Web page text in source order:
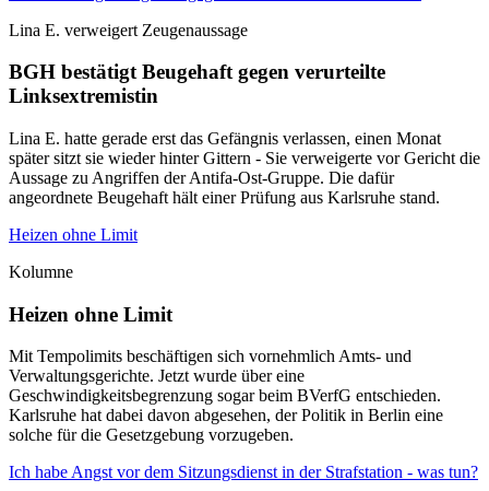
Lina E. verweigert Zeugenaussage
BGH bestätigt Beugehaft gegen verurteilte
Linksextremistin
Lina E. hatte gerade erst das Gefängnis verlassen, einen Monat
später sitzt sie wieder hinter Gittern - Sie verweigerte vor Gericht die
Aussage zu Angriffen der Antifa-Ost-Gruppe. Die dafür
angeordnete Beugehaft hält einer Prüfung aus Karlsruhe stand.
Heizen ohne Limit
Kolumne
Heizen ohne Limit
Mit Tempolimits beschäftigen sich vornehmlich Amts- und
Verwaltungsgerichte. Jetzt wurde über eine
Geschwindigkeitsbegrenzung sogar beim BVerfG entschieden.
Karlsruhe hat dabei davon abgesehen, der Politik in Berlin eine
solche für die Gesetzgebung vorzugeben.
Ich habe Angst vor dem Sitzungsdienst in der Strafstation - was tun?